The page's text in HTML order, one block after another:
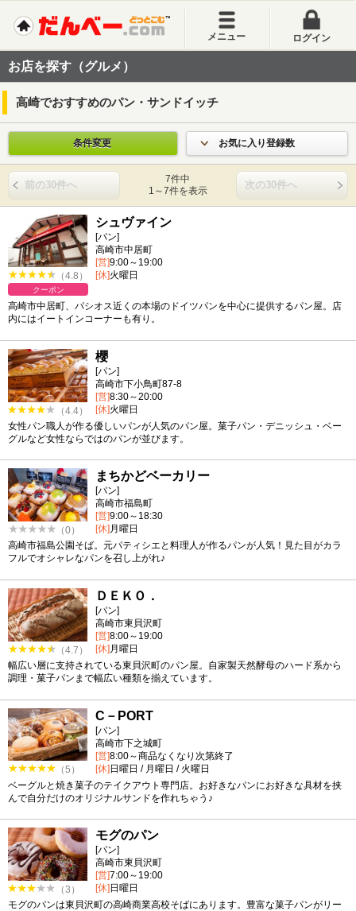
メニュー ログイン
お店を探す（グルメ）
高崎でおすすめのパン・サンドイッチ
条件変更 お気に入り登録数
前の30件へ
7件中
1～7件を表示
次の30件へ
（4.8）
クーポン
シュヴァイン
[パン]
高崎市中居町
[営]9:00～19:00
[休]火曜日
高崎市中居町、パシオス近くの本場のドイツパンを中心に提供するパン屋。店
内にはイートインコーナーも有り。
（4.4）
櫻
[パン]
高崎市下小鳥町87-8
[営]8:30～20:00
[休]火曜日
女性パン職人が作る優しいパンが人気のパン屋。菓子パン・デニッシュ・ベー
グルなど女性ならではのパンが並びます。
（0）
まちかどベーカリー
[パン]
高崎市福島町
[営]9:00～18:30
[休] 月曜日
高崎市福島公園そば。元パティシエと料理人が作るパンが人気！見た目がカラ
フルでオシャレなパンを召し上がれ♪
（4.7）
ＤＥＫＯ．
[パン]
高崎市東貝沢町
[営]8:00～19:00
[休] 月曜日
幅広い層に支持されている東貝沢町のパン屋。自家製天然酵母のハード系から
調理・菓子パンまで幅広い種類を揃えています。
（5）
C－PORT
[パン]
高崎市下之城町
[営]8:00～商品なくなり次第終了
[休]日曜日 / 月曜日 / 火曜日
ベーグルと焼き菓子のテイクアウト専門店。お好きなパンにお好きな具材を挟
んで自分だけのオリジナルサンドを作れちゃう♪
（3）
モグのパン
[パン]
高崎市東貝沢町
[営]7:00～19:00
[休] 日曜日
モグのパンは東貝沢町の高崎商業高校そばにあります。豊富な菓子パンがリー